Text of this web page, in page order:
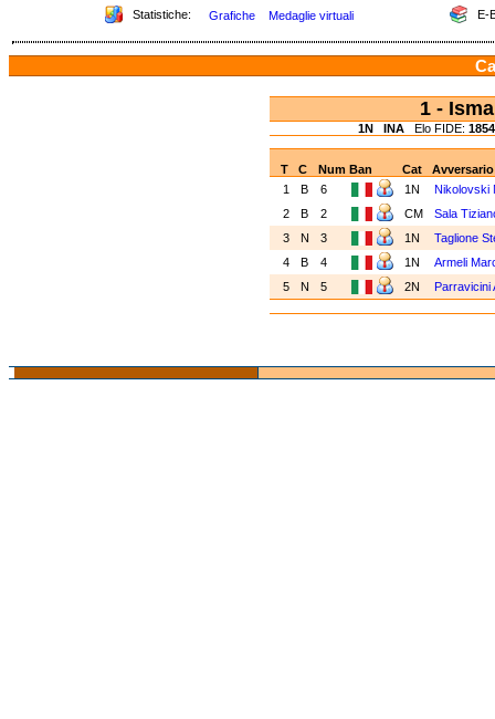
Statistiche: Grafiche Medaglie virtuali E-
1 -
1N INA Elo FIDE: 1854
T C NumBan Cat
Avversario
1
B 6 1N
Nikolovski
2
B 2 CM
Sala
3
N 3 1N
Taglione
4
B 4 1N
Armeli
5
N 5 2N Parravicini